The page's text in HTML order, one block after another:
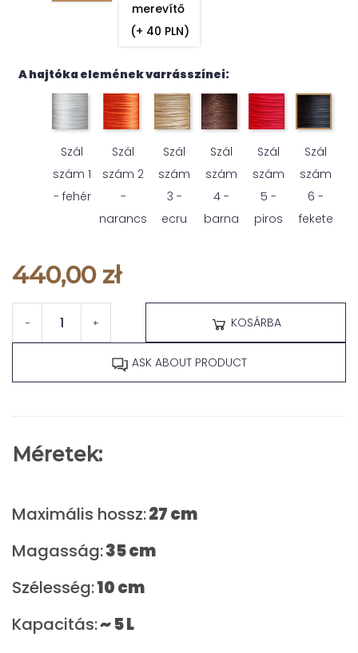
merevítő
(+ 40 PLN)
A hajtóka elemének varrásszínei:
Szál
szám 1
- fehér
Szál
szám 2
-
narancs
Szál
szám
3 -
ecru
Szál
szám
4 -
barna
Szál
szám
5 -
piros
Szál
szám
6 -
fekete
440,00 zł
- + KOSÁRBA
ASK ABOUT PRODUCT
Méretek:
Maximális hossz:27 cm
Magasság:35cm
Szélesség:10cm
Kapacitás:~ 5 L